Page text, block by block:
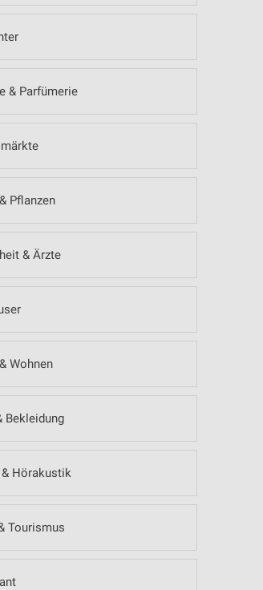
& Parfümerie
Pflanzen
& Ärzte
Wohnen
Bekleidung
Hörakustik
Tourismus